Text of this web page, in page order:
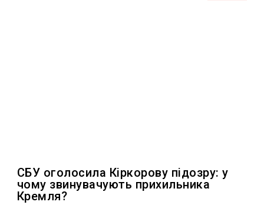
СБУ оголосила Кіркорову підозру: у
чому звинувачують прихильника
Кремля?